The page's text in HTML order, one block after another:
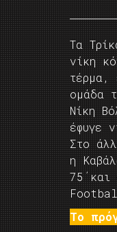
Τα
νίκη
τέρμα,
ομάδα
Νίκη
έφυγε
Στο
η
Το